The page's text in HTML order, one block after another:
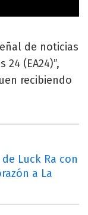
de noticias
(EA24)”,
recibiendo
Luck Ra con
a La